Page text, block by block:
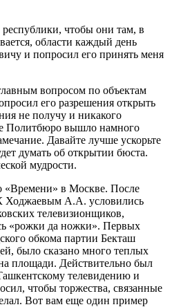
чтобы они там, в
области каждый день
и попросил его принять меня
вопросом по объектам
его разрешения открыть
не получу и никакого
Политбюро вышло намного
Давайте лучше ускорьте
думать об открытии бюста.
мудрости.
«Времени» в Москве. После
Ходжаевым А.А. условились
телевизионщиков,
«рожки да ножки». Первых
обкома партии Бекташ
было сказано много теплых
площади. Действительно был
телевидению и
чтобы торжества, связанные
Вот вам еще один пример